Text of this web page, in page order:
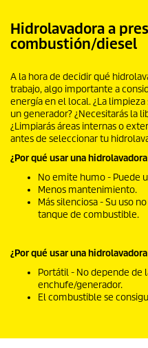
Hidrolavadora a
combustión/diesel
A la hora de decidir qué
trabajo, algo importante a
energía en el local. ¿La
un generador? ¿Necesitarás la
¿Limpiarás áreas internas o
antes de seleccionar tu
¿Por qué usar una
No emite humo - Puede
Menos mantenimiento.
Más silenciosa - Su uso
tanque de combustible.
¿Por qué usar una
Portátil - No depende de
enchufe/generador.
El combustible se